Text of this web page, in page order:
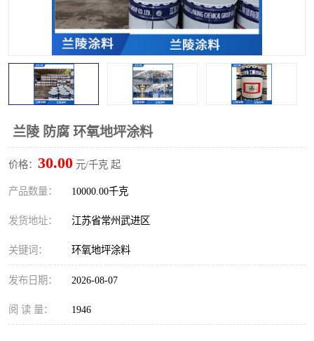
兰陵 防腐 环氧地坪涂料
价格： 30.00 元/千克 起
产品数量： 10000.00千克
发货地址： 江苏省常州武进区
关键词： 环氧地坪涂料
发布日期： 2026-08-07
阅 读 量： 1946
建筑涂料